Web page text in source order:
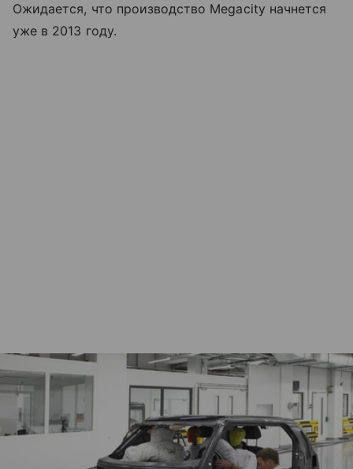
Ожидается, что производство Megacity начнется
уже в 2013 году.